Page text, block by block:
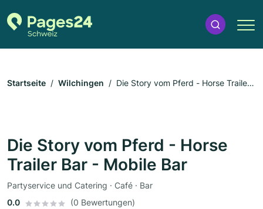
Startseite Wilchingen
Die Story vom Pferd - Horse Trailer
Die Story vom Pferd - Horse
Trailer Bar - Mobile Bar
Partyservice und Catering · Café · Bar
0.0
(0 Bewertungen)